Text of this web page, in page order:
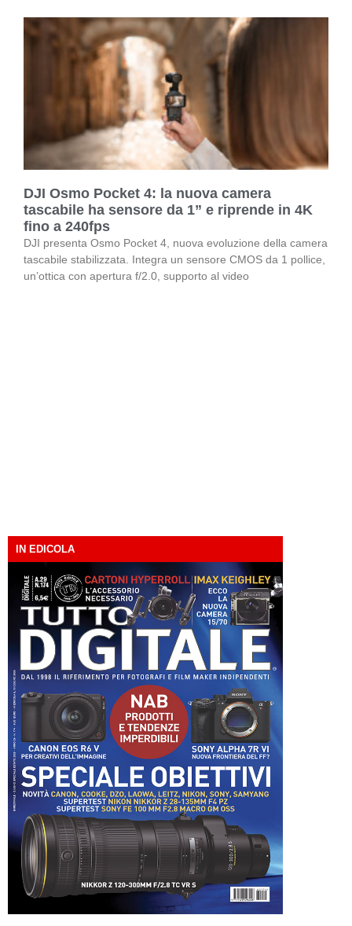
DJI Osmo Pocket 4: la nuova camera
tascabile ha sensore da 1” e riprende in 4K
fino a 240fps
DJI presenta Osmo Pocket 4, nuova evoluzione della camera
tascabile stabilizzata. Integra un sensore CMOS da 1 pollice,
un’ottica con apertura f/2.0, supporto al video
IN EDICOLA